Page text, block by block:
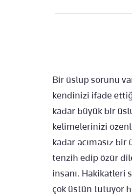
Bir üslup sorunu
kendinizi ifade
kadar büyük bir
kelimelerinizi
kadar acımasız
tenzih edip özür
insanı. Hakikatleri
çok üstün tutuyor